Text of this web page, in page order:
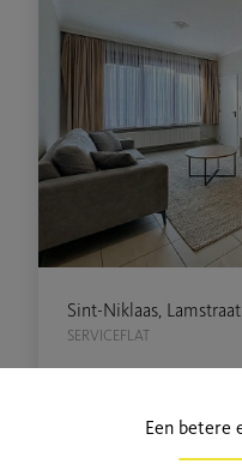
Een betere
Sint-Niklaas,
SERVICEFLAT